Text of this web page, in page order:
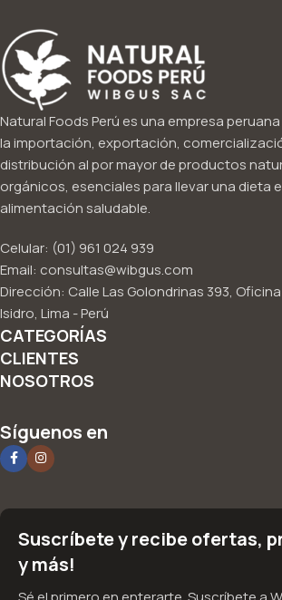
Natural Foods Perú es una empresa
la importación, exportación,
distribución al por mayor de productos
orgánicos, esenciales para llevar una dieta
alimentación saludable.
Celular: (01) 961 024 939
Email: consultas@wibgus.com
Dirección: Calle Las Golondrinas 393,
Isidro, Lima - Perú
CATEGORÍAS
CLIENTES
NOSOTROS
Síguenos en
Suscríbete y recibe ofertas,
y más!